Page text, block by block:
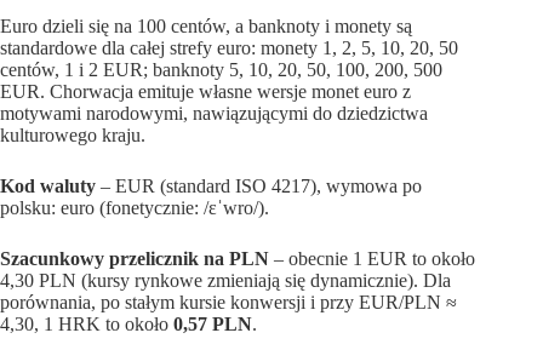
Euro dzieli się na 100 centów, a banknoty i monety są
standardowe dla całej strefy euro: monety 1, 2, 5, 10, 20, 50
centów, 1 i 2 EUR; banknoty 5, 10, 20, 50, 100, 200, 500
EUR. Chorwacja emituje własne wersje monet euro z
motywami narodowymi, nawiązującymi do dziedzictwa
kulturowego kraju.
Kod waluty – EUR (standard ISO 4217), wymowa po
polsku: euro (fonetycznie: /ɛˈwro/).
Szacunkowy przelicznik na PLN – obecnie 1 EUR to około
4,30 PLN (kursy rynkowe zmieniają się dynamicznie). Dla
porównania, po stałym kursie konwersji i przy EUR/PLN ≈
4,30, 1 HRK to około 0,57 PLN.